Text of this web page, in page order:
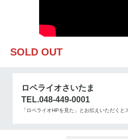
SOLD OUT
ロペライオさいたま
TEL.048-449-0001
「ロペライオHPを見た」とお伝えいただくと